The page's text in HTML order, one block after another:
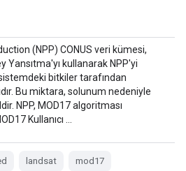
(NPP) CONUS veri kümesi,
Yansıtma'yı kullanarak NPP'yi
bitkiler tarafından
Bu miktara, solunum nedeniyle
NPP, MOD17 algoritması
Kullanıcı …
landsat mod17